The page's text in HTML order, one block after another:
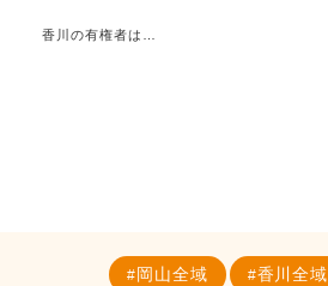
香川の有権者は…
岡山全域 香川全域